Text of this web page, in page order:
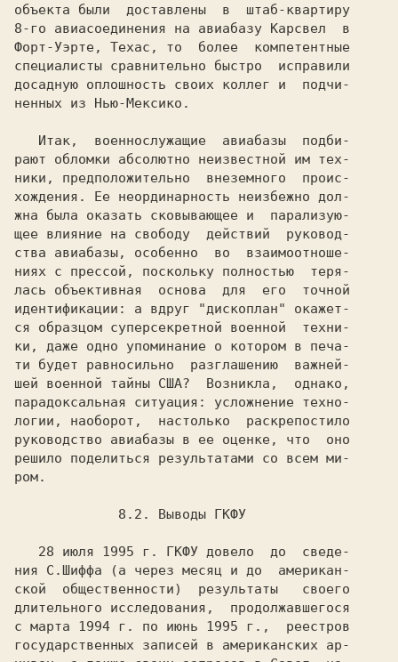
объекта были  доставлены  в  штаб-квартиру
8-го авиасоединения на авиабазу Карсвел  в
Форт-Уэрте, Техас, то  более  компетентные
специалисты сравнительно быстро  исправили
досадную оплошность своих коллег и  подчи-
ненных из Нью-Мексико.
рают обломки абсолютно неизвестной им тех-
ники, предположительно  внеземного  проис-
хождения. Ее неординарность неизбежно дол-
жна была оказать сковывающее и  парализую-
щее влияние на свободу  действий  руковод-
ства авиабазы, особенно  во  взаимоотноше-
ниях с прессой, поскольку полностью  теря-
лась объективная  основа  для  его  точной
идентификации: а вдруг "дископлан" окажет-
ся образцом суперсекретной военной  техни-
ки, даже одно упоминание о котором в печа-
ти будет равносильно  разглашению  важней-
шей военной тайны США?  Возникла,  однако,
парадоксальная ситуация: усложнение техно-
логии, наоборот,  настолько  раскрепостило
руководство авиабазы в ее оценке, что  оно
решило поделиться результатами со всем ми-
ром.
ния С.Шиффа (а через месяц и до  американ-
ской  общественности)  результаты   своего
длительного исследования,  продолжавшегося
с марта 1994 г. по июнь 1995 г.,  реестров
государственных записей в американских ар-